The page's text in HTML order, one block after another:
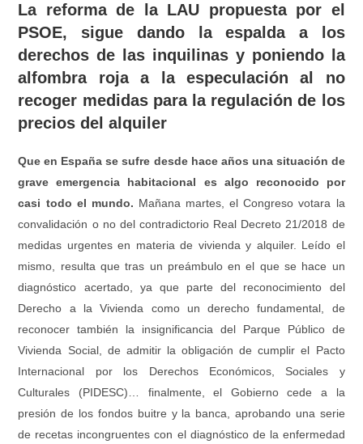
La reforma de la LAU propuesta por el
PSOE, sigue dando la espalda a los
derechos de las inquilinas y poniendo la
alfombra roja a la especulación al no
recoger medidas para la regulación de los
precios del alquiler
Que en España se sufre desde hace años una situación de
grave emergencia habitacional es algo reconocido por
casi todo el mundo. Mañana martes, el Congreso votara la
convalidación o no del contradictorio Real Decreto 21/2018 de
medidas urgentes en materia de vivienda y alquiler. Leído el
mismo, resulta que tras un preámbulo en el que se hace un
diagnóstico acertado, ya que parte del reconocimiento del
Derecho a la Vivienda como un derecho fundamental, de
reconocer también la insignificancia del Parque Público de
Vivienda Social, de admitir la obligación de cumplir el Pacto
Internacional por los Derechos Económicos, Sociales y
Culturales (PIDESC)… finalmente, el Gobierno cede a la
presión de los fondos buitre y la banca, aprobando una serie
de recetas incongruentes con el diagnóstico de la enfermedad